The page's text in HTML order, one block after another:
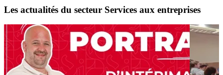
Les actualités du secteur Services aux entreprises